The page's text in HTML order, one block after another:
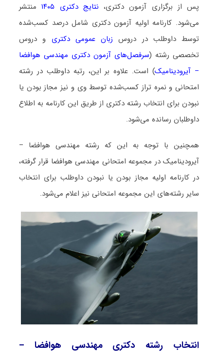
پس از برگزاری آزمون دکتری، نتایج دکتری ۱۴۰۵
منتشر
می‌شود. کارنامه اولیه آزمون دکتری شامل درصد کسب‌شده
توسط داوطلب در دروس زبان عمومی دکتری و دروس
تخصصی رشته (سرفصل‌های آزمون دکتری مهندسی هوافضا
– آیرودینامیک) است. علاوه بر این، رتبه داوطلب در رشته
امتحانی و نمره تراز کسب‌شده توسط وی و نیز مجاز بودن یا
نبودن برای انتخاب رشته دکتری از طریق این کارنامه به اطلاع
داوطلبان رسانده می‌شود.
همچنین با توجه به این که رشته مهندسی هوافضا –
آیرودینامیک در مجموعه امتحانی مهندسی هوافضا قرار گرفته،
در کارنامه اولیه مجاز بودن یا نبودن داوطلب برای انتخاب
سایر رشته‌های این مجموعه امتحانی نیز اعلام می‌شود.
انتخاب رشته دکتری مهندسی هوافضا –